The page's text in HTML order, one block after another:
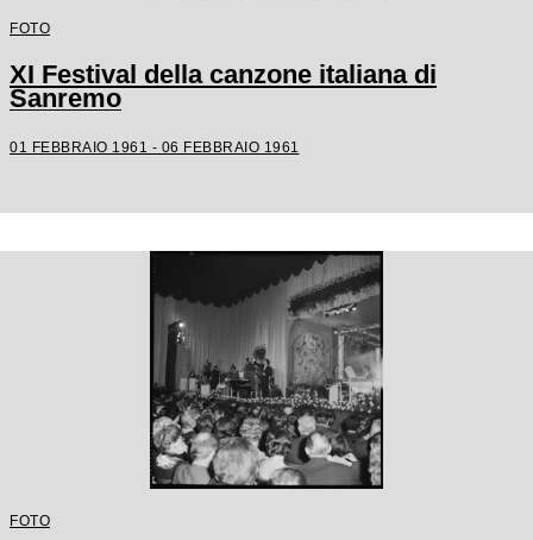
FOTO
XI Festival della canzone italiana di
Sanremo
01 FEBBRAIO 1961 - 06 FEBBRAIO 1961
FOTO